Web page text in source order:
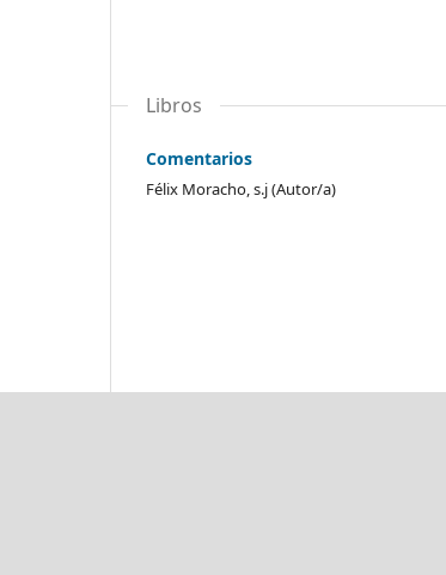
Libros
Comentarios
Félix Moracho, s.j (Autor/a)